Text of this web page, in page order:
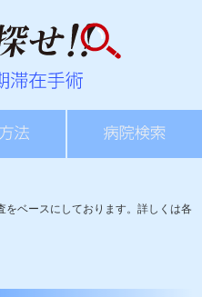
ベースにしております。詳しくは各